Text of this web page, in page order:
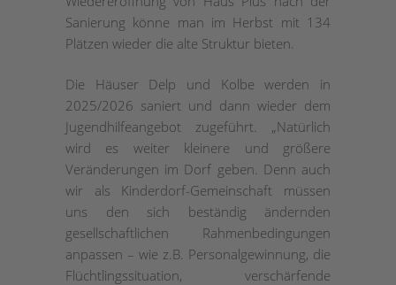
Sanierung könne man im Herbst mit 134
Plätzen wieder die alte Struktur bieten.
Die Häuser Delp und Kolbe werden in
2025/2026 saniert und dann wieder dem
Jugendhilfeangebot zugeführt. „Natürlich
wird es weiter kleinere und größere
Veränderungen im Dorf geben. Denn auch
wir als Kinderdorf-Gemeinschaft müssen
uns den sich beständig ändernden
gesellschaftlichen Rahmenbedingungen
anpassen – wie z.B. Personalgewinnung, die
Flüchtlingssituation, verschärfende